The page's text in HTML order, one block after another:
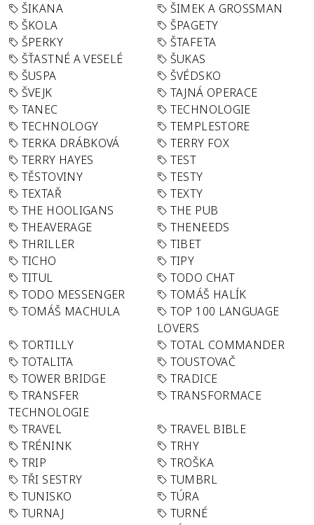
ŠIKANA
ŠIMEK A GROSSMAN
ŠKOLA
ŠPAGETY
ŠPERKY
ŠTAFETA
ŠŤASTNÉ A VESELÉ
ŠUKAS
ŠUSPA
ŠVÉDSKO
ŠVEJK
TAJNÁ OPERACE
TANEC
TECHNOLOGIE
TECHNOLOGY
TEMPLESTORE
TERKA DRÁBKOVÁ
TERRY FOX
TERRY HAYES
TEST
TĚSTOVINY
TESTY
TEXTAŘ
TEXTY
THE HOOLIGANS
THE PUB
THEAVERAGE
THENEEDS
THRILLER
TIBET
TICHO
TIPY
TITUL
TODO CHAT
TODO MESSENGER
TOMÁŠ HALÍK
TOMÁŠ MACHULA
TOP 100 LANGUAGE
LOVERS
TORTILLY
TOTAL COMMANDER
TOTALITA
TOUSTOVAČ
TOWER BRIDGE
TRADICE
TRANSFER
TECHNOLOGIE
TRANSFORMACE
TRAVEL
TRAVEL BIBLE
TRÉNINK
TRHY
TRIP
TROŠKA
TŘI SESTRY
TUMBRL
TUNISKO
TÚRA
TURNAJ
TURNÉ